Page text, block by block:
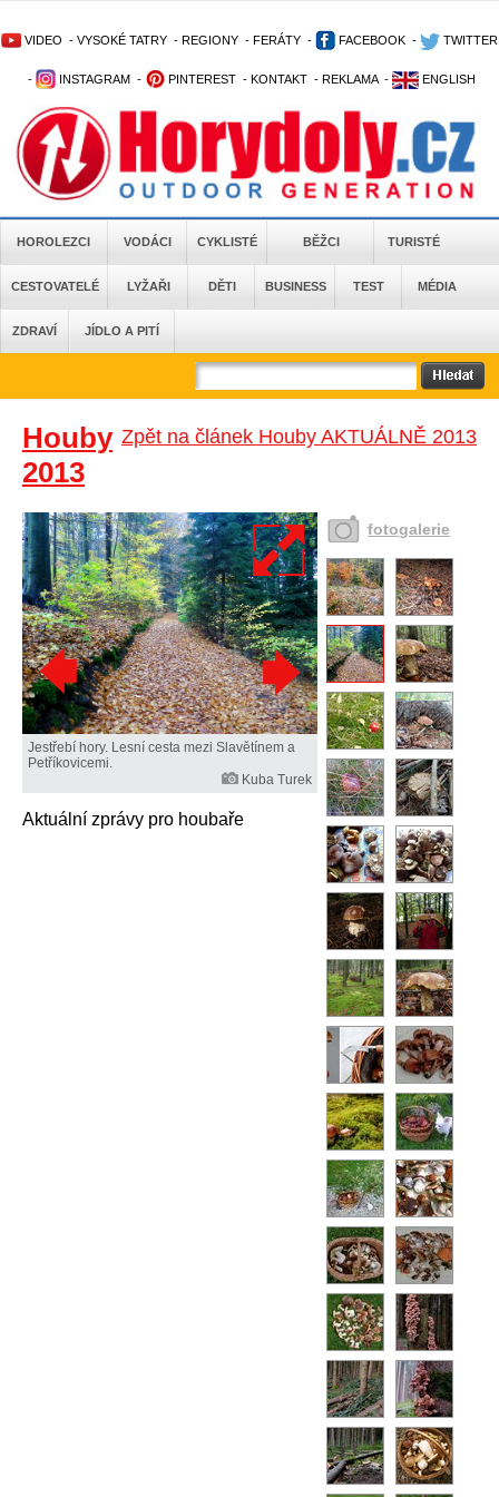
VIDEO - VYSOKÉ TATRY - REGIONY - FERÁTY - FACEBOOK - TWITTER
- INSTAGRAM - PINTEREST - KONTAKT - REKLAMA - ENGLISH
HOROLEZCI VODÁCI CYKLISTÉ BĚŽCI TURISTÉ
CESTOVATELÉ LYŽAŘI DĚTI BUSINESS TEST MÉDIA
ZDRAVÍ JÍDLO A PITÍ
Zpět na článek Houby AKTUÁLNĚ 2013
Houby
2013
Jestřebí hory. Lesní cesta mezi Slavětínem a
Petříkovicemi.
Kuba Turek
Aktuální zprávy pro houbaře
fotogalerie